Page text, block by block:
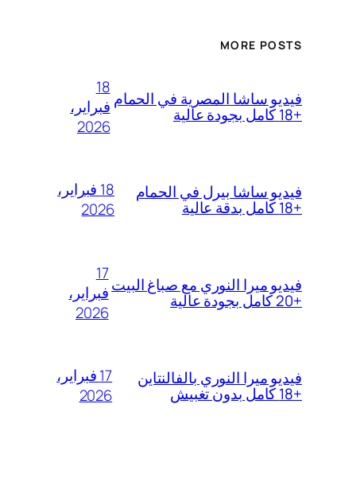
MORE POSTS
فيديو ساشا المصرية في الحمام
+18 كامل بجودة عالية
18
فبراير،
2026
فيديو ساشا بيرل في الحمام
+18 كامل بدقة عالية
18 فبراير،
2026
فيديو ميرا النوري مع صباغ البيت
+20 كامل بجودة عالية
17
فبراير،
2026
فيديو ميرا النوري بالفالنتاين
+18 كامل بدون تغبيش
17 فبراير،
2026